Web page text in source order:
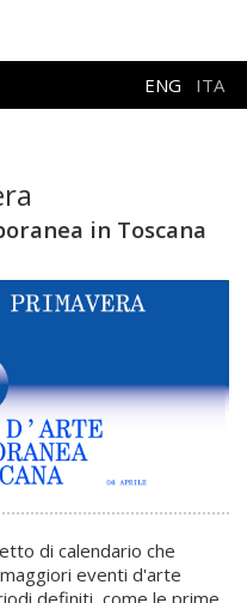
ENG ITA
in Toscana
di calendario che
eventi d'arte